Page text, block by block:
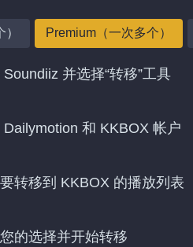
Premium（一次多个）
并选择“转移”工具
Dailymotion 和 KKBOX 帐户
转移到 KKBOX 的播放列表
的选择并开始转移